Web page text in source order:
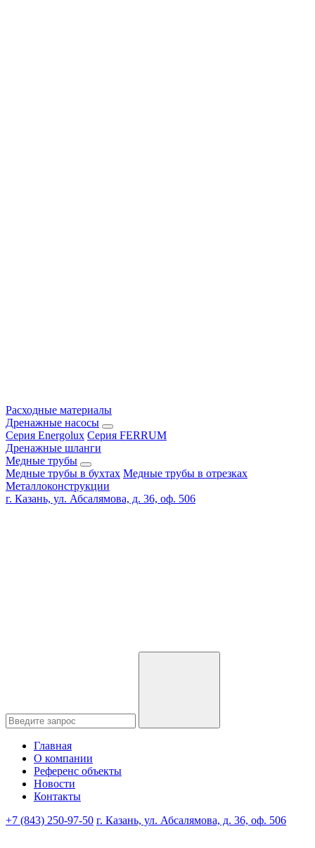
Расходные материалы
Дренажные насосы
Серия Energolux Серия FERRUM
Дренажные шланги
Медные трубы
Медные трубы в бухтах Медные трубы в отрезках
Металлоконструкции
г. Казань, ул. Абсалямова, д. 36, оф. 506
Главная
О компании
Референс объекты
Новости
Контакты
+7 (843) 250-97-50 г. Казань, ул. Абсалямова, д. 36, оф. 506